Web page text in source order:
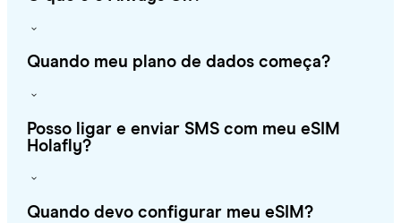
Quando meu plano de dados começa?
Posso ligar e enviar SMS com meu eSIM
Holafly?
Quando devo configurar meu eSIM?